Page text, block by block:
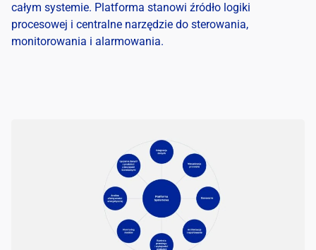
całym systemie. Platforma stanowi źródło logiki
procesowej i centralne narzędzie do sterowania,
monitorowania i alarmowania.